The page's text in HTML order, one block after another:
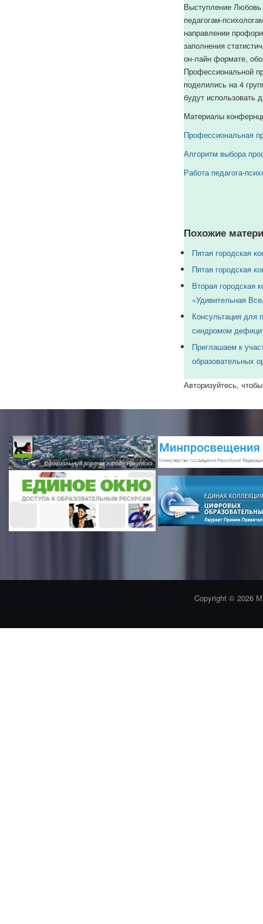
Выступление Любовь
педагогам-
направлении
заполнения
он-лайн формате,
Профессиональной
поделились на 4
будут использовать
Материалы
Профессиональная
Алгоритм выбора
Работа педагога-
Похожие
Пятая городская
Пятая городская
Вторая городская
«Удивительная
Консультация для
синдромом
Приглашаем к
образовательных
Авторизуйтесь,
Copyright © 2026